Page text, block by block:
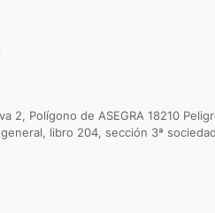
2, Polígono de ASEGRA 18210
libro 204, sección 3ª